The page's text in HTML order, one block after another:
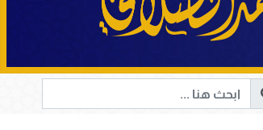
والخير